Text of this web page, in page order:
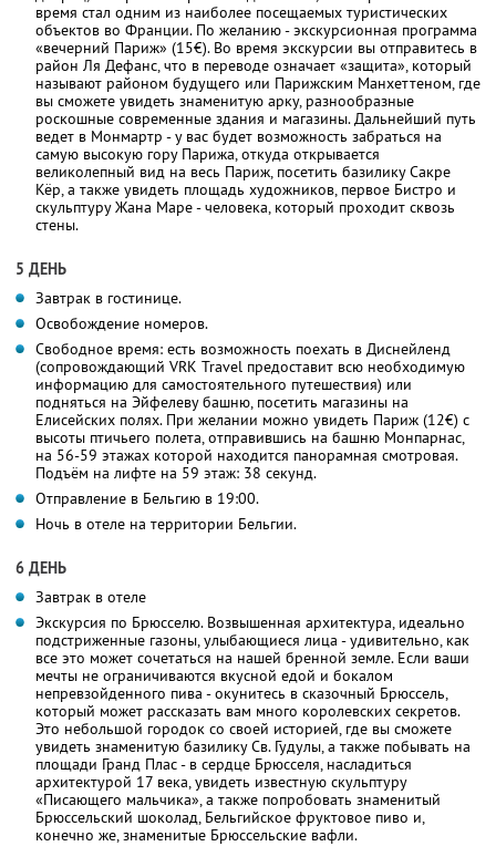
время стал одним из наиболее посещаемых туристических
объектов во Франции. По желанию - экскурсионная программа
«вечерний Париж» (15€). Во время экскурсии вы отправитесь в
район Ля Дефанс, что в переводе означает «защита», который
называют районом будущего или Парижским Манхеттеном, где
вы сможете увидеть знаменитую арку, разнообразные
роскошные современные здания и магазины. Дальнейший путь
ведет в Монмартр - у вас будет возможность забраться на
самую высокую гору Парижа, откуда открывается
великолепный вид на весь Париж, посетить базилику Сакре
Кёр, а также увидеть площадь художников, первое Бистро и
скульптуру Жана Маре - человека, который проходит сквозь
стены.
5 ДЕНЬ
Завтрак в гостинице.
Освобождение номеров.
Свободное время: есть возможность поехать в Диснейленд
(сопровождающий VRK Travel предоставит всю необходимую
информацию для самостоятельного путешествия) или
подняться на Эйфелеву башню, посетить магазины на
Елисейских полях. При желании можно увидеть Париж (12€) с
высоты птичьего полета, отправившись на башню Монпарнас,
на 56-59 этажах которой находится панорамная смотровая.
Подъём на лифте на 59 этаж: 38 секунд.
Отправление в Бельгию в 19:00.
Ночь в отеле на территории Бельгии.
6 ДЕНЬ
Завтрак в отеле
Экскурсия по Брюсселю. Возвышенная архитектура, идеально
подстриженные газоны, улыбающиеся лица - удивительно, как
все это может сочетаться на нашей бренной земле. Если ваши
мечты не ограничиваются вкусной едой и бокалом
непревзойденного пива - окунитесь в сказочный Брюссель,
который может рассказать вам много королевских секретов.
Это небольшой городок со своей историей, где вы сможете
увидеть знаменитую базилику Св. Гудулы, а также побывать на
площади Гранд Плас - в сердце Брюсселя, насладиться
архитектурой 17 века, увидеть известную скульптуру
«Писающего мальчика», а также попробовать знаменитый
Брюссельский шоколад, Бельгийское фруктовое пиво и,
конечно же, знаменитые Брюссельские вафли.